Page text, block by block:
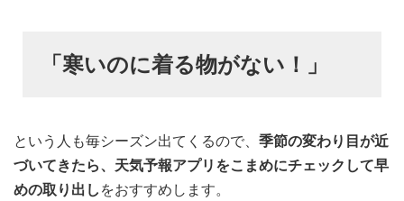
「寒いのに着る物がない！」
という人も毎シーズン出てくるので、 季節の変わり目が近
づいてきたら、天気予報アプリをこまめにチェックして早
めの取り出し をおすすめします。